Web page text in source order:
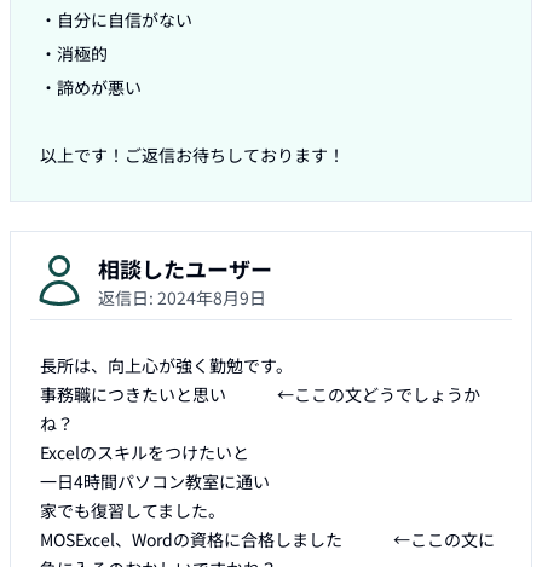
・自分に自信がない
・消極的
・諦めが悪い
以上です！ご返信お待ちしております！
相談したユーザー
返信日: 2024年8月9日
長所は、向上心が強く勤勉です。
事務職につきたいと思い　　　←ここの文どうでしょうか
ね？
Excelのスキルをつけたいと
一日4時間パソコン教室に通い
家でも復習してました。
MOSExcel、Wordの資格に合格しました　　　←ここの文に